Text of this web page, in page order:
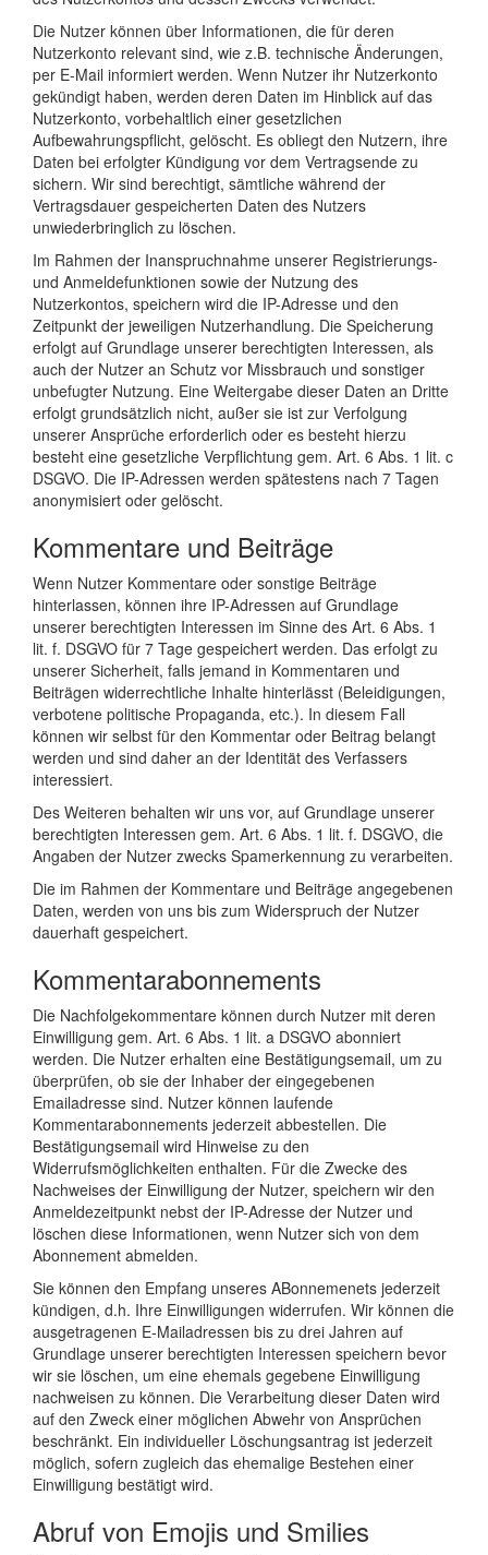
Die Nutzer können über Informationen, die für deren
Nutzerkonto relevant sind, wie z.B. technische Änderungen,
per E-Mail informiert werden. Wenn Nutzer ihr Nutzerkonto
gekündigt haben, werden deren Daten im Hinblick auf das
Nutzerkonto, vorbehaltlich einer gesetzlichen
Aufbewahrungspflicht, gelöscht. Es obliegt den Nutzern, ihre
Daten bei erfolgter Kündigung vor dem Vertragsende zu
sichern. Wir sind berechtigt, sämtliche während der
Vertragsdauer gespeicherten Daten des Nutzers
unwiederbringlich zu löschen.
Im Rahmen der Inanspruchnahme unserer Registrierungs-
und Anmeldefunktionen sowie der Nutzung des
Nutzerkontos, speichern wird die IP-Adresse und den
Zeitpunkt der jeweiligen Nutzerhandlung. Die Speicherung
erfolgt auf Grundlage unserer berechtigten Interessen, als
auch der Nutzer an Schutz vor Missbrauch und sonstiger
unbefugter Nutzung. Eine Weitergabe dieser Daten an Dritte
erfolgt grundsätzlich nicht, außer sie ist zur Verfolgung
unserer Ansprüche erforderlich oder es besteht hierzu
besteht eine gesetzliche Verpflichtung gem. Art. 6 Abs. 1 lit. c
DSGVO. Die IP-Adressen werden spätestens nach 7 Tagen
anonymisiert oder gelöscht.
Kommentare und Beiträge
Wenn Nutzer Kommentare oder sonstige Beiträge
hinterlassen, können ihre IP-Adressen auf Grundlage
unserer berechtigten Interessen im Sinne des Art. 6 Abs. 1
lit. f. DSGVO für 7 Tage gespeichert werden. Das erfolgt zu
unserer Sicherheit, falls jemand in Kommentaren und
Beiträgen widerrechtliche Inhalte hinterlässt (Beleidigungen,
verbotene politische Propaganda, etc.). In diesem Fall
können wir selbst für den Kommentar oder Beitrag belangt
werden und sind daher an der Identität des Verfassers
interessiert.
Des Weiteren behalten wir uns vor, auf Grundlage unserer
berechtigten Interessen gem. Art. 6 Abs. 1 lit. f. DSGVO, die
Angaben der Nutzer zwecks Spamerkennung zu verarbeiten.
Die im Rahmen der Kommentare und Beiträge angegebenen
Daten, werden von uns bis zum Widerspruch der Nutzer
dauerhaft gespeichert.
Kommentarabonnements
Die Nachfolgekommentare können durch Nutzer mit deren
Einwilligung gem. Art. 6 Abs. 1 lit. a DSGVO abonniert
werden. Die Nutzer erhalten eine Bestätigungsemail, um zu
überprüfen, ob sie der Inhaber der eingegebenen
Emailadresse sind. Nutzer können laufende
Kommentarabonnements jederzeit abbestellen. Die
Bestätigungsemail wird Hinweise zu den
Widerrufsmöglichkeiten enthalten. Für die Zwecke des
Nachweises der Einwilligung der Nutzer, speichern wir den
Anmeldezeitpunkt nebst der IP-Adresse der Nutzer und
löschen diese Informationen, wenn Nutzer sich von dem
Abonnement abmelden.
Sie können den Empfang unseres ABonnemenets jederzeit
kündigen, d.h. Ihre Einwilligungen widerrufen. Wir können die
ausgetragenen E-Mailadressen bis zu drei Jahren auf
Grundlage unserer berechtigten Interessen speichern bevor
wir sie löschen, um eine ehemals gegebene Einwilligung
nachweisen zu können. Die Verarbeitung dieser Daten wird
auf den Zweck einer möglichen Abwehr von Ansprüchen
beschränkt. Ein individueller Löschungsantrag ist jederzeit
möglich, sofern zugleich das ehemalige Bestehen einer
Einwilligung bestätigt wird.
Abruf von Emojis und Smilies